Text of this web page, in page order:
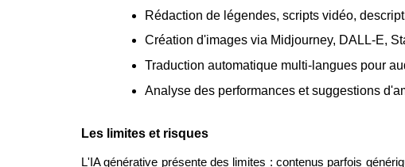
Rédaction de légendes, scripts vidéo,
Création d'images via Midjourney, DALL-E,
Traduction automatique multi-langues pour
Analyse des performances et suggestions
Les limites et risques
L'IA générative présente des limites : contenus parfois